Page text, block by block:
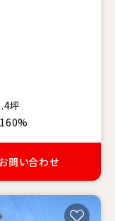
坪
160%
お問い合わせ